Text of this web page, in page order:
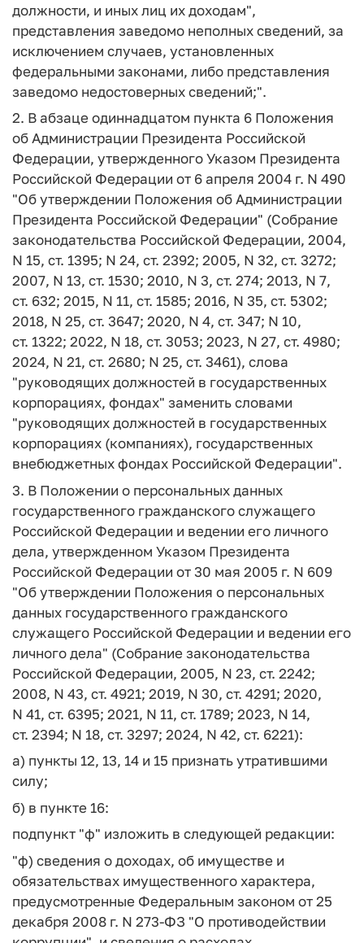
должности, и иных лиц их доходам",
представления заведомо неполных сведений, за
исключением случаев, установленных
федеральными законами, либо представления
заведомо недостоверных сведений;".
2. В абзаце одиннадцатом пункта 6 Положения
об Администрации Президента Российской
Федерации, утвержденного Указом Президента
Российской Федерации от 6 апреля 2004 г. N 490
"Об утверждении Положения об Администрации
Президента Российской Федерации" (Собрание
законодательства Российской Федерации, 2004,
N 15, ст. 1395; N 24, ст. 2392; 2005, N 32, ст. 3272;
2007, N 13, ст. 1530; 2010, N 3, ст. 274; 2013, N 7,
ст. 632; 2015, N 11, ст. 1585; 2016, N 35, ст. 5302;
2018, N 25, ст. 3647; 2020, N 4, ст. 347; N 10,
ст. 1322; 2022, N 18, ст. 3053; 2023, N 27, ст. 4980;
2024, N 21, ст. 2680; N 25, ст. 3461), слова
"руководящих должностей в государственных
корпорациях, фондах" заменить словами
"руководящих должностей в государственных
корпорациях (компаниях), государственных
внебюджетных фондах Российской Федерации".
3. В Положении о персональных данных
государственного гражданского служащего
Российской Федерации и ведении его личного
дела, утвержденном Указом Президента
Российской Федерации от 30 мая 2005 г. N 609
"Об утверждении Положения о персональных
данных государственного гражданского
служащего Российской Федерации и ведении его
личного дела" (Собрание законодательства
Российской Федерации, 2005, N 23, ст. 2242;
2008, N 43, ст. 4921; 2019, N 30, ст. 4291; 2020,
N 41, ст. 6395; 2021, N 11, ст. 1789; 2023, N 14,
ст. 2394; N 18, ст. 3297; 2024, N 42, ст. 6221):
а) пункты 12, 13, 14 и 15 признать утратившими
силу;
б) в пункте 16:
подпункт "ф" изложить в следующей редакции:
"ф) сведения о доходах, об имуществе и
обязательствах имущественного характера,
предусмотренные Федеральным законом от 25
декабря 2008 г. N 273-ФЗ "О противодействии